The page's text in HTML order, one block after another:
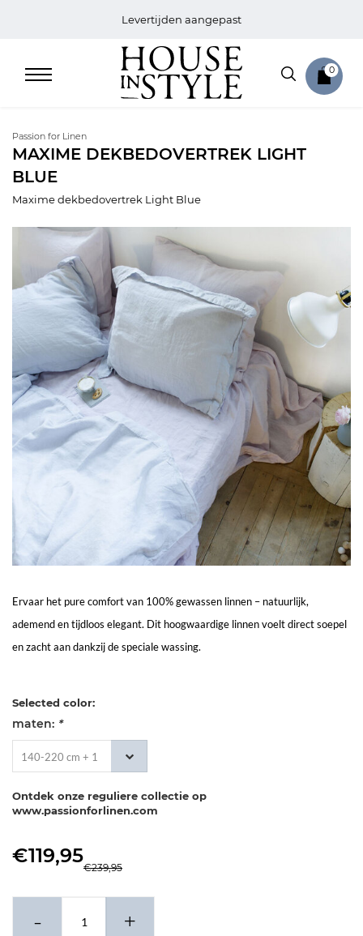
Levertijden aangepast
0
Bed
Bath
Sale
Living
Sale
Klantenservice
Passion for Linen
MAXIME DEKBEDOVERTREK LIGHT
BLUE
Maxime dekbedovertrek Light Blue
Ervaar het pure comfort van 100% gewassen linnen – natuurlijk,
ademend en tijdloos elegant. Dit hoogwaardige linnen voelt direct soepel
en zacht aan dankzij de speciale wassing.
Selected color:
maten: *
140-220 cm + 1
x 60-70 cm
Ontdek onze reguliere collectie op
www.passionforlinen.com
€119,95
€239,95
- +